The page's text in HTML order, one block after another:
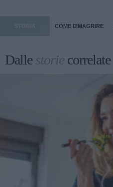
COME DIMAGRIRE
Dallestorie correlate